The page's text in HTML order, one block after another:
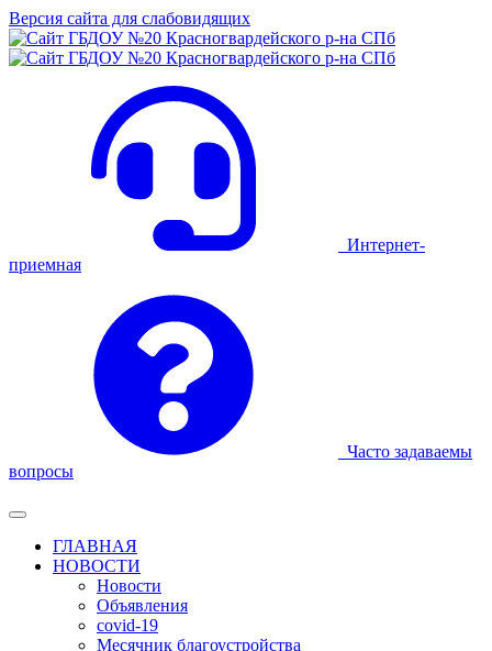
Версия сайта для слабовидящих
Интернет-
приемная
Часто задаваемы
вопросы
ГЛАВНАЯ
НОВОСТИ
Новости
Объявления
covid-19
Месячник благоустройства